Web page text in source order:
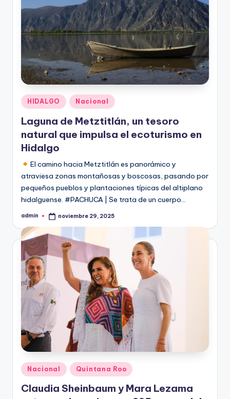
Publicado
en
HIDALGO Nacional
Laguna de Metztitlán, un tesoro
natural que impulsa el ecoturismo en
Hidalgo
El camino hacia Metztitlán es panorámico y
atraviesa zonas montañosas y boscosas, pasando por
pequeños pueblos y plantaciones típicas del altiplano
hidalguense. #PACHUCA | Se trata de un cuerpo…
Publicado
admin noviembre 29, 2025
Publicado
en
Nacional Quintana Roo
Claudia Sheinbaum y Mara Lezama